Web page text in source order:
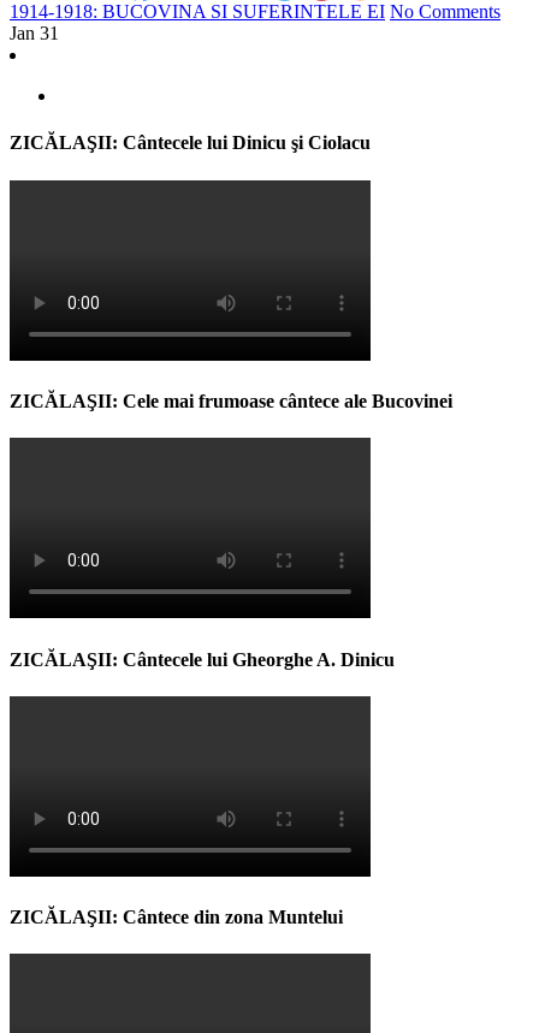
1914-1918: BUCOVINA SI SUFERINTELE EI No Comments
Jan 31
ZICĂLAŞII: Cântecele lui Dinicu şi Ciolacu
ZICĂLAŞII: Cele mai frumoase cântece ale Bucovinei
ZICĂLAŞII: Cântecele lui Gheorghe A. Dinicu
ZICĂLAŞII: Cântece din zona Muntelui